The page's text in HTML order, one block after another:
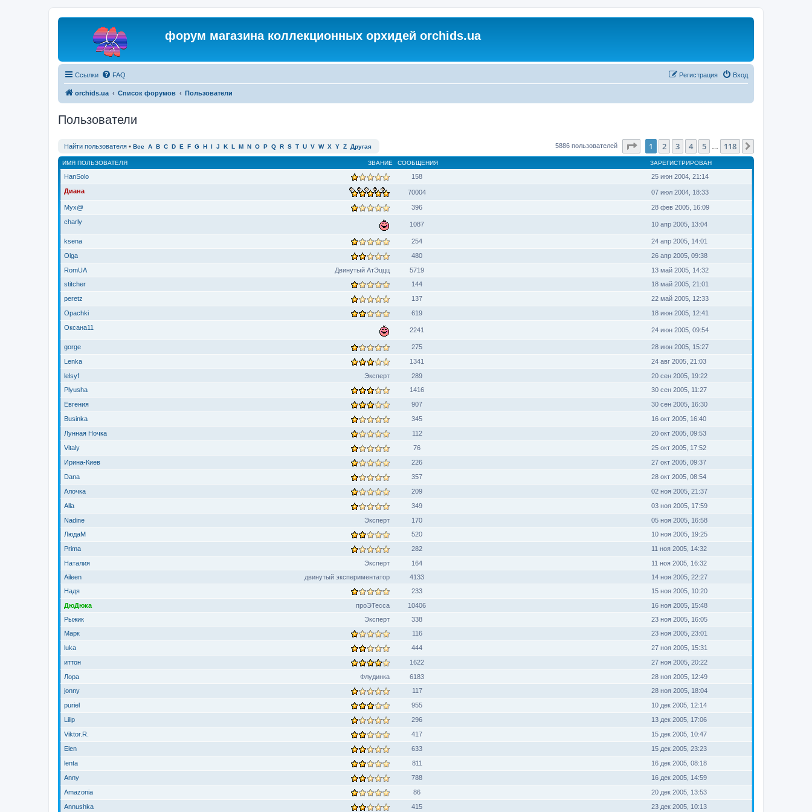
форум магазина коллекционных орхидей orchids.ua
Ссылки FAQ Вход
Регистрация
orchids.ua Список форумов Пользователи
Пользователи
Найти пользователя • Все A B C D E F G H I J K L M N O P Q R S T U V W X Y Z Другая 5886 пользователей Страница1 из 118
1 2 3 4 5 118
ЗВАНИЕ
ИМЯ ПОЛЬЗОВАТЕЛЯ СООБЩЕНИЯ ЗАРЕГИСТРИРОВАН
HanSolo 158
25 июн 2004, 21:14
Диана
70004 07 июл 2004, 18:33
Myx@ 396
28 фев 2005, 16:09
charly
1087 10 апр 2005, 13:04
ksena 254
24 апр 2005, 14:01
Olga
480
26 апр 2005, 09:38
Двинутый АтЭццц
RomUA 5719
13 май 2005, 14:32
stitcher
144
18 май 2005, 21:01
peretz
137
22 май 2005, 12:33
Opachki
619
18 июн 2005, 12:41
Оксана11
2241 24 июн 2005, 09:54
gorge 275
28 июн 2005, 15:27
Lenka
1341
24 авг 2005, 21:03
Эксперт
lelsyf 289
20 сен 2005, 19:22
Plyusha
1416
30 сен 2005, 11:27
Евгения
907
30 сен 2005, 16:30
Businka
345
16 окт 2005, 16:40
Лунная Ночка
112
20 окт 2005, 09:53
Vitaly
76
25 окт 2005, 17:52
Ирина-Киев
226
27 окт 2005, 09:37
Dana
357
28 окт 2005, 08:54
Алочка
209
02 ноя 2005, 21:37
Alla
349
03 ноя 2005, 17:59
Эксперт
Nadine 170
05 ноя 2005, 16:58
ЛюдаМ
520
10 ноя 2005, 19:25
Prima
282
11 ноя 2005, 14:32
Эксперт
Наталия 164
11 ноя 2005, 16:32
двинутый экспериментатор
Aileen 4133
14 ноя 2005, 22:27
Надя
233
15 ноя 2005, 10:20
проЭТесса
ДюДюка 10406
16 ноя 2005, 15:48
Эксперт
Рыжик 338
23 ноя 2005, 16:05
Марк
116
23 ноя 2005, 23:01
luka
444
27 ноя 2005, 15:31
иттон
1622
27 ноя 2005, 20:22
Флудинка
Лора 6183
28 ноя 2005, 12:49
jonny
117
28 ноя 2005, 18:04
puriel
955
10 дек 2005, 12:14
Lilip
296
13 дек 2005, 17:06
Viktor.R.
417
15 дек 2005, 10:47
Elen
633
15 дек 2005, 23:23
lenta
811
16 дек 2005, 08:18
Anny
788
16 дек 2005, 14:59
Amazonia
86
20 дек 2005, 13:53
Annushka
415 23 дек 2005, 10:13